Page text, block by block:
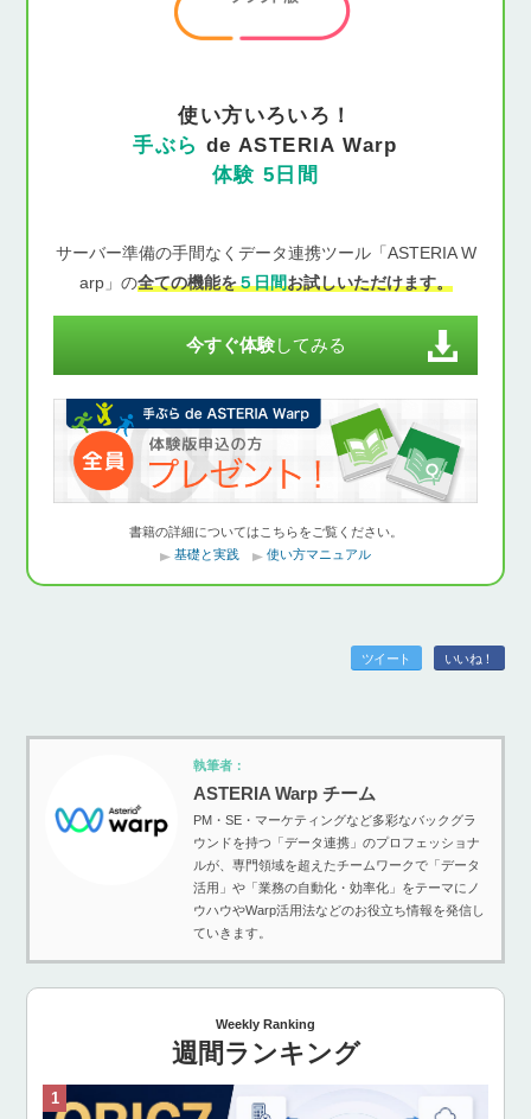
使い方いろいろ！
手ぶら de ASTERIA Warp
体験 5日間
サーバー準備の手間なくデータ連携ツール「ASTERIA W
arp」の全ての機能を５日間お試しいただけます。
今すぐ体験してみる
書籍の詳細についてはこちらをご覧ください。
基礎と実践
使い方マニュアル
ツイート いいね！
執筆者：
ASTERIA Warp チーム
PM・SE・マーケティングなど多彩なバックグラ
ウンドを持つ「データ連携」のプロフェッショナ
ルが、専門領域を超えたチームワークで「データ
活用」や「業務の自動化・効率化」をテーマにノ
ウハウやWarp活用法などのお役立ち情報を発信し
ていきます。
Weekly Ranking
週間ランキング